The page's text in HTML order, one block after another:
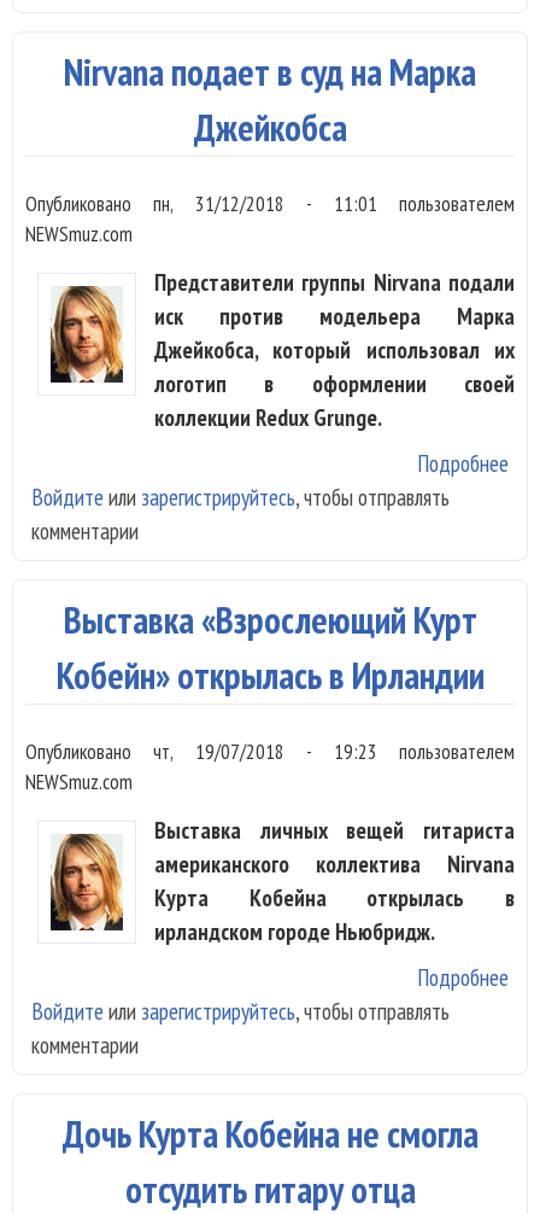
Nirvana подает в суд на Марка
Джейкобса
Опубликованопн, 31/12/2018 - 11:01 пользователем
NEWSmuz.com
Представители группы Nirvana подали
иск против модельера Марка
Джейкобса, который использовал их
логотип в оформлении своей
коллекции Redux Grunge.
Подробнее
Войдите или зарегистрируйтесь, чтобы отправлять
комментарии
Выставка «Взрослеющий Курт
Кобейн» открылась в Ирландии
Опубликованочт, 19/07/2018 - 19:23 пользователем
NEWSmuz.com
Выставка личных вещей гитариста
американского коллектива Nirvana
Курта Кобейна открылась в
ирландском городе Ньюбридж.
Подробнее
Войдите или зарегистрируйтесь, чтобы отправлять
комментарии
Дочь Курта Кобейна не смогла
отсудить гитару отца